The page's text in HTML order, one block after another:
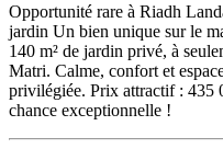
Opportunité rare à Riadh
jardin Un bien unique sur le
140 m² de jardin privé, à
Matri. Calme, confort et
privilégiée. Prix attractif : 435
chance exceptionnelle !